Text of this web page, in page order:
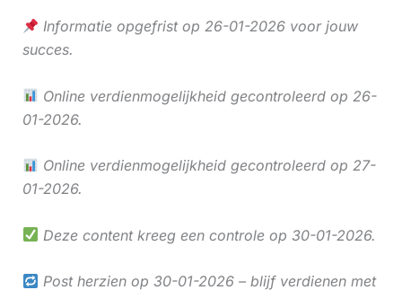
Informatie opgefrist op 26-01-2026 voor jouw
succes.
Online verdienmogelijkheid gecontroleerd op 26-
01-2026.
Online verdienmogelijkheid gecontroleerd op 27-
01-2026.
Deze content kreeg een controle op 30-01-2026.
Post herzien op 30-01-2026 – blijf verdienen met